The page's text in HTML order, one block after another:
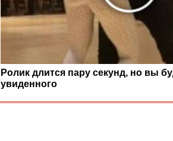
Ролик длится пару секунд, но вы
увиденного